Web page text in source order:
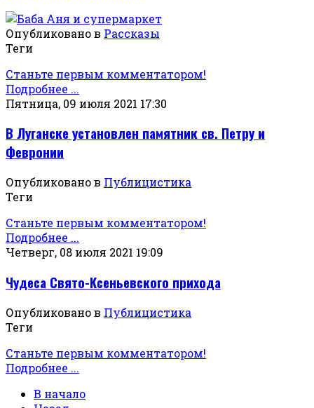
Опубликовано в Рассказы
Теги
Станьте первым комментатором!
Подробнее ...
Пятница, 09 июля 2021 17:30
В Луганске установлен памятник св. Петру и
Февронии
Опубликовано в Публицистика
Теги
Станьте первым комментатором!
Подробнее ...
Четверг, 08 июля 2021 19:09
Чудеса Свято-Ксеньевского прихода
Опубликовано в Публицистика
Теги
Станьте первым комментатором!
Подробнее ...
В начало